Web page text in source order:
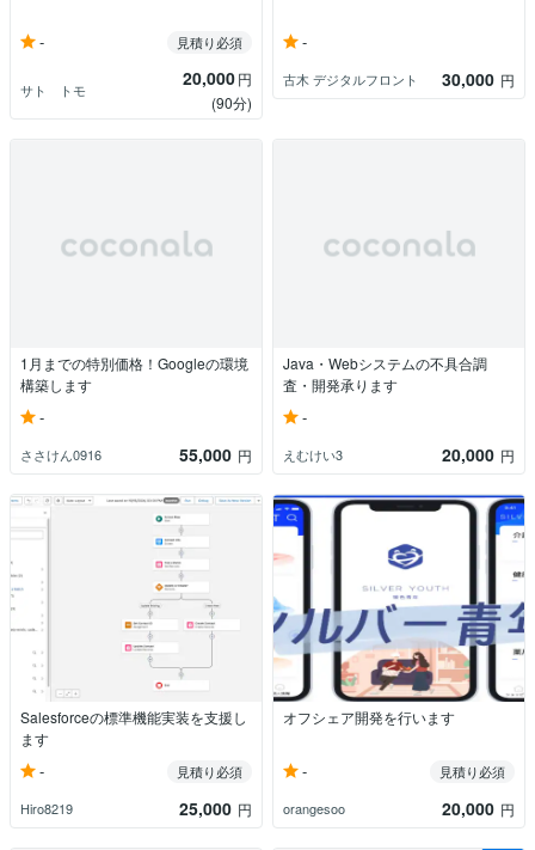
- 見積り必須
サト トモ 20,000円
(90分)
-
古木 デジタルフロント 30,000 円
1月までの特別価格！Googleの環境
構築します
-
ささけん0916 55,000 円
Java・Webシステムの不具合調
査・開発承ります
-
えむけい3 20,000 円
Salesforceの標準機能実装を支援し
ます
-
見積り必須
Hiro8219
25,000 円
オフシェア開発を行います
-
見積り必須
orangesoo
20,000 円